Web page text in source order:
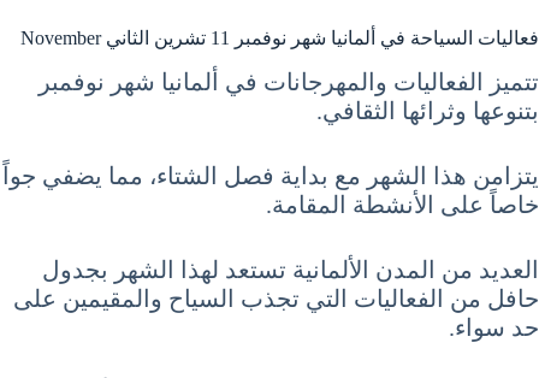
فعاليات السياحة في ألمانيا شهر نوفمبر 11 تشرين الثاني November
تتميز الفعاليات والمهرجانات في ألمانيا شهر نوفمبر
بتنوعها وثرائها الثقافي.
يتزامن هذا الشهر مع بداية فصل الشتاء، مما يضفي جواً
خاصاً على الأنشطة المقامة.
العديد من المدن الألمانية تستعد لهذا الشهر بجدول
حافل من الفعاليات التي تجذب السياح والمقيمين على
حد سواء.